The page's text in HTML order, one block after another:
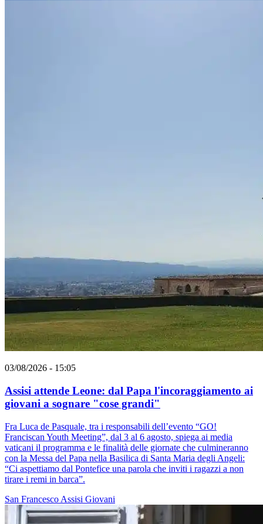
03/08/2026 - 15:05
Assisi attende Leone: dal Papa l'incoraggiamento ai
giovani a sognare "cose grandi"
Fra Luca de Pasquale, tra i responsabili dell’evento “GO!
Franciscan Youth Meeting”, dal 3 al 6 agosto, spiega ai media
vaticani il programma e le finalità delle giornate che culmineranno
con la Messa del Papa nella Basilica di Santa Maria degli Angeli:
“Ci aspettiamo dal Pontefice una parola che inviti i ragazzi a non
tirare i remi in barca”.
San Francesco Assisi Giovani